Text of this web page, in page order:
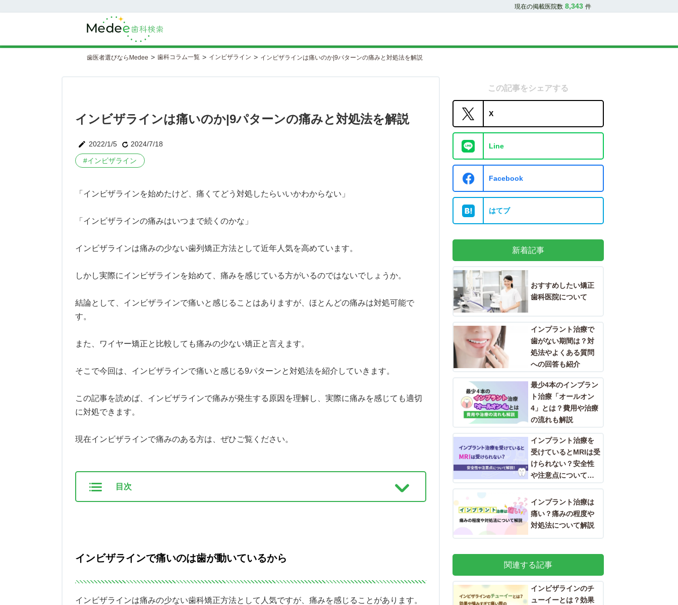
現在の掲載医院数 8,343 件
歯医者選びならMedee > 歯科コラム一覧 > インビザライン > インビザラインは痛いのか|9パターンの痛みと対処法を解説
インビザラインは痛いのか|9パターンの痛みと対処法を解説
2022/1/5 2024/7/18
#インビザライン
「インビザラインを始めたけど、痛くてどう対処したらいいかわからない」
「インビザラインの痛みはいつまで続くのかな」
インビザラインは痛みの少ない歯列矯正方法として近年人気を高めています。
しかし実際にインビザラインを始めて、痛みを感じている方がいるのではないでしょうか。
結論として、インビザラインで痛いと感じることはありますが、ほとんどの痛みは対処可能で
す。
また、ワイヤー矯正と比較しても痛みの少ない矯正と言えます。
そこで今回は、インビザラインで痛いと感じる9パターンと対処法を紹介していきます。
この記事を読めば、インビザラインで痛みが発生する原因を理解し、実際に痛みを感じても適切
に対処できます。
現在インビザラインで痛みのある方は、ぜひご覧ください。
目次
インビザラインで痛いのは歯が動いているから
インビザラインは痛みの少ない歯科矯正方法として人気ですが、痛みを感じることがあります。
この記事をシェアする
X
Line
Facebook
はてブ
新着記事
おすすめしたい矯正
歯科医院について
インプラント治療で
歯がない期間は？対
処法やよくある質問
への回答も紹介
最少4本のインプラン
ト治療「オールオン
4」とは？費用や治療
の流れも解説
インプラント治療を
受けているとMRIは受
けられない？安全性
や注意点について解
インプラント治療は
痛い？痛みの程度や
対処法について解説
関連する記事
インビザラインのチ
ューイーとは？効果